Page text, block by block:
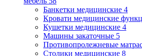
Банкетки медицинские 4
Кровати медицинские
Кушетки медицинские 4
Машины закаточные 5
Противопролежневые
Столики медицинские 8